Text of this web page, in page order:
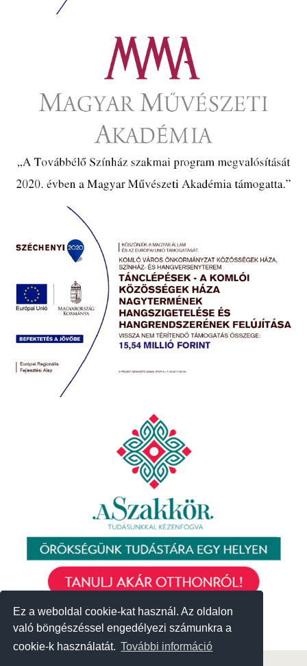
Ez a weboldal cookie-kat használ. Az oldalon
való böngészéssel engedélyezi számunkra a
cookie-k használatát. További információ
Ez a weboldal cookie-kat használ. Az oldalon
való böngészéssel engedélyezi számunkra a
cookie-k használatát. További információ